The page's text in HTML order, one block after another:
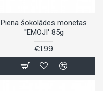
Piena šokolādes monetas
''EMOJI' 85g
€1.99